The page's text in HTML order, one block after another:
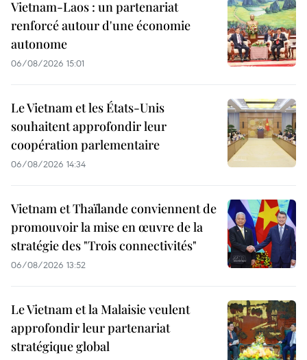
Vietnam-Laos : un partenariat
renforcé autour d'une économie
autonome
06/08/2026 15:01
Le Vietnam et les États-Unis
souhaitent approfondir leur
coopération parlementaire
06/08/2026 14:34
Vietnam et Thaïlande conviennent de
promouvoir la mise en œuvre de la
stratégie des "Trois connectivités"
06/08/2026 13:52
Le Vietnam et la Malaisie veulent
approfondir leur partenariat
stratégique global